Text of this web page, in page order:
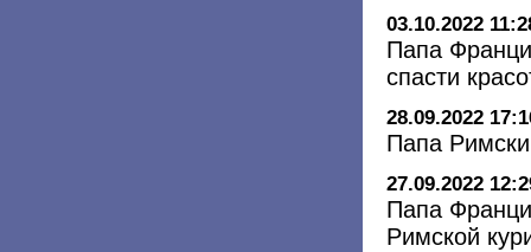
03.10.2022
Папа
спасти
28.09.2022
Папа
27.09.2022
Папа
Римской